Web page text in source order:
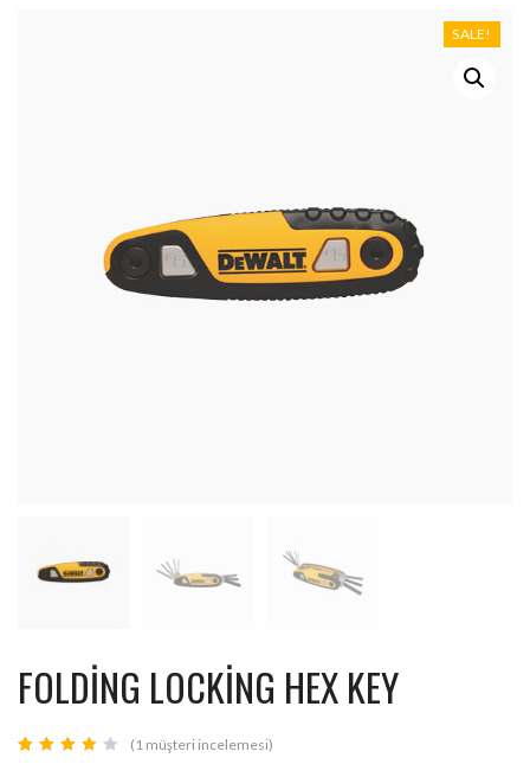
SALE!
FOLDING LOCKING HEX KEY
( 1 müşteri incelemesi)